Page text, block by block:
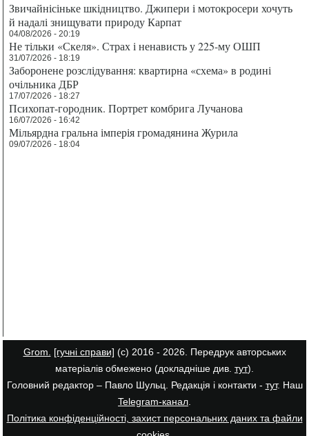
Звичайнісіньке шкідництво. Джипери і мотокросери хочуть
й надалі знищувати природу Карпат
04/08/2026 - 20:19
Не тільки «Скеля». Страх і ненависть у 225-му ОШП
31/07/2026 - 18:19
Заборонене розслідування: квартирна «схема» в родині
очільника ДБР
17/07/2026 - 18:27
Психопат-городник. Портрет комбрига Лучанова
16/07/2026 - 16:42
Мільярдна гральна імперія громадянина Журила
09/07/2026 - 18:04
Grom. [гучні справи] (с) 2016 - 2026. Передрук авторських
матеріалів обмежено (докладніше див. тут).
Головний редактор – Павло Шульц. Редакція і контакти - тут. Наш
Telegram-канал
Політика конфіденційності, захист персональних даних та файли